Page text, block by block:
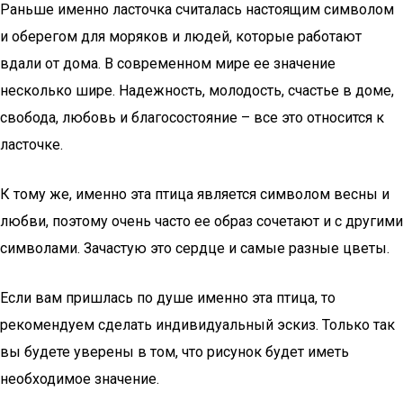
Раньше именно ласточка считалась настоящим символом
и оберегом для моряков и людей, которые работают
вдали от дома. В современном мире ее значение
несколько шире. Надежность, молодость, счастье в доме,
свобода, любовь и благосостояние – все это относится к
ласточке.
К тому же, именно эта птица является символом весны и
любви, поэтому очень часто ее образ сочетают и с другими
символами. Зачастую это сердце и самые разные цветы.
Если вам пришлась по душе именно эта птица, то
рекомендуем сделать индивидуальный эскиз. Только так
вы будете уверены в том, что рисунок будет иметь
необходимое значение.